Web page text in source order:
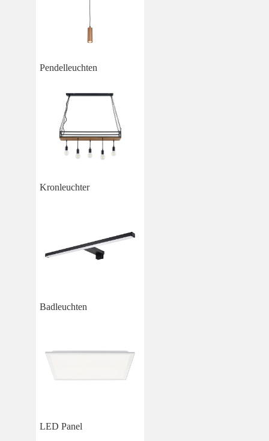
Pendelleuchten
Kronleuchter
Badleuchten
LED Panel